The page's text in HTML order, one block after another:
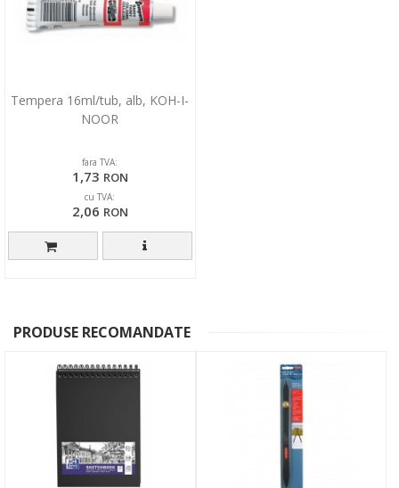
Tempera 16ml/tub, alb, KOH-I-
NOOR
fara TVA:
1,73 RON
cu TVA:
2,06 RON
PRODUSE RECOMANDATE